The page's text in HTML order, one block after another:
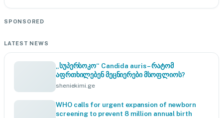
SPONSORED
LATEST NEWS
„სუპერსოკო“ Candida auris – რატომ
აფრთხილებენ მეცნიერები მსოფლიოს?
sheniekimi.ge
WHO calls for urgent expansion of newborn
screening to prevent 8 million annual birth